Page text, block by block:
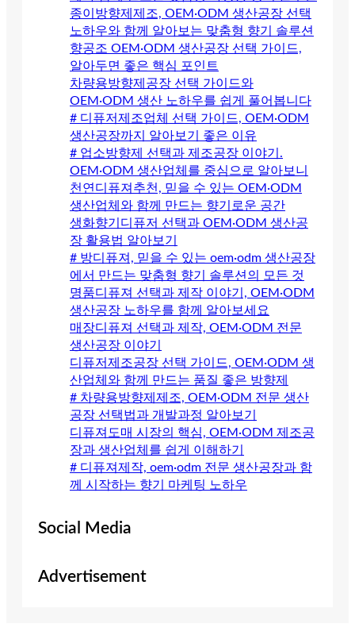
종이방향제제조, OEM·ODM 생산공장 선택
노하우와 함께 알아보는 맞춤형 향기 솔루션
향공조 OEM·ODM 생산공장 선택 가이드,
알아두면 좋은 핵심 포인트
차량용방향제공장 선택 가이드와
OEM·ODM 생산 노하우를 쉽게 풀어봅니다
# 디퓨저제조업체 선택 가이드, OEM·ODM
생산공장까지 알아보기 좋은 이유
# 업소방향제 선택과 제조공장 이야기.
OEM·ODM 생산업체를 중심으로 알아보니
천연디퓨져추천, 믿을 수 있는 OEM·ODM
생산업체와 함께 만드는 향기로운 공간
생화향기디퓨저 선택과 OEM·ODM 생산공
장 활용법 알아보기
# 방디퓨져, 믿을 수 있는 oem·odm 생산공장
에서 만드는 맞춤형 향기 솔루션의 모든 것
명품디퓨져 선택과 제작 이야기, OEM·ODM
생산공장 노하우를 함께 알아보세요
매장디퓨져 선택과 제작, OEM·ODM 전문
생산공장 이야기
디퓨저제조공장 선택 가이드, OEM·ODM 생
산업체와 함께 만드는 품질 좋은 방향제
# 차량용방향제제조, OEM·ODM 전문 생산
공장 선택법과 개발과정 알아보기
디퓨져도매 시장의 핵심, OEM·ODM 제조공
장과 생산업체를 쉽게 이해하기
# 디퓨져제작, oem·odm 전문 생산공장과 함
께 시작하는 향기 마케팅 노하우
Social Media
Advertisement